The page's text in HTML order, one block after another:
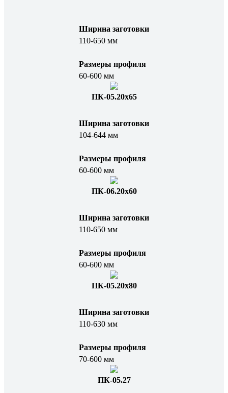
Ширина заготовки
110-650 мм
Размеры профиля
60-600 мм
ПК-05.20х65
Ширина заготовки
104-644 мм
Размеры профиля
60-600 мм
ПК-06.20х60
Ширина заготовки
110-650 мм
Размеры профиля
60-600 мм
ПК-05.20x80
Ширина заготовки
110-630 мм
Размеры профиля
70-600 мм
ПК-05.27